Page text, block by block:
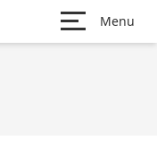
Menu